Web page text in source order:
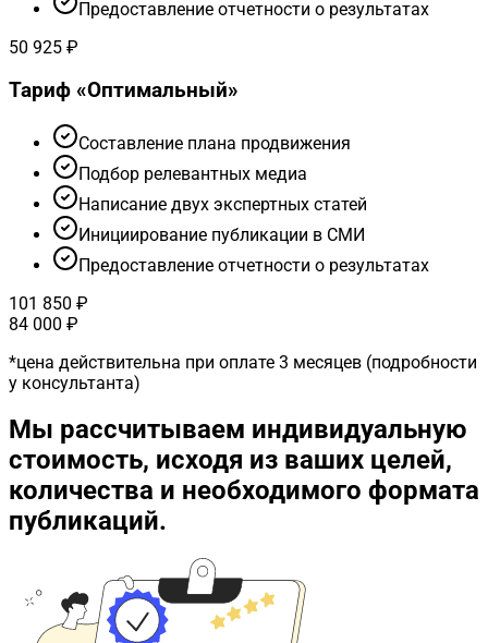
Предоставление отчетности о результатах
50 925 ₽
Тариф «Оптимальный»
Cоставление плана продвижения
Подбор релевантных медиа
Написание двух экспертных статей
Инициирование публикации в СМИ
Предоставление отчетности о результатах
101 850 ₽
84 000 ₽
*цена действительна при оплате 3 месяцев (подробности
у консультанта)
Мы рассчитываем индивидуальную
стоимость, исходя из ваших целей,
количества и необходимого формата
публикаций.